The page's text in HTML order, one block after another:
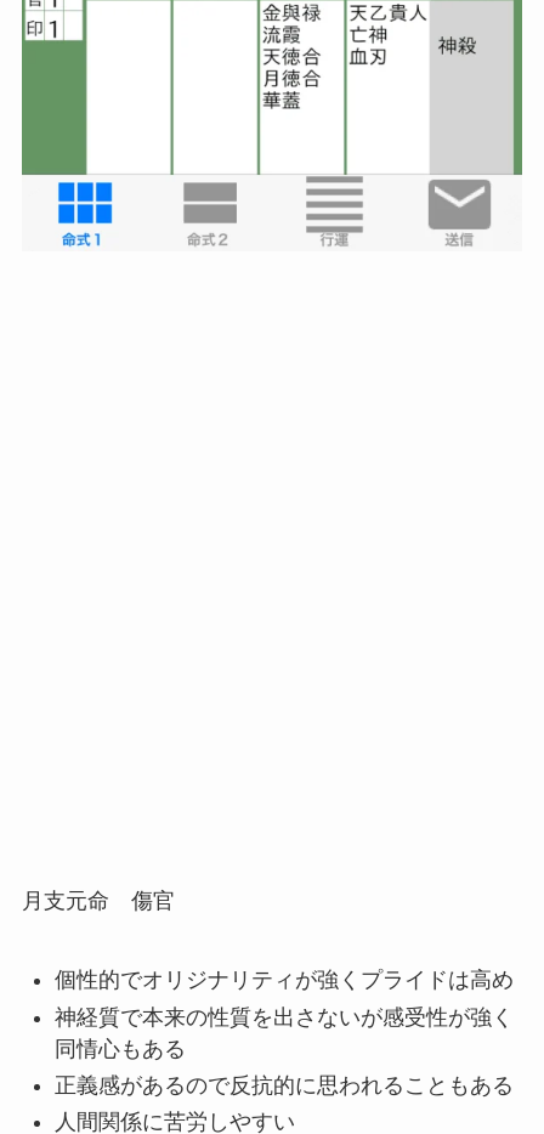
月支元命 傷官
個性的でオリジナリティが強くプライドは高め
神経質で本来の性質を出さないが感受性が強く
同情心もある
正義感があるので反抗的に思われることもある
人間関係に苦労しやすい